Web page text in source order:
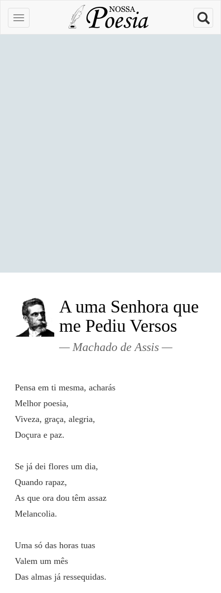
A uma Senhora que
me Pediu Versos
Machado de Assis
Pensa em ti mesma, acharás
Melhor poesia,
Viveza, graça, alegria,
Doçura e paz.
Se já dei flores um dia,
Quando rapaz,
As que ora dou têm assaz
Melancolia.
Uma só das horas tuas
Valem um mês
Das almas já ressequidas.